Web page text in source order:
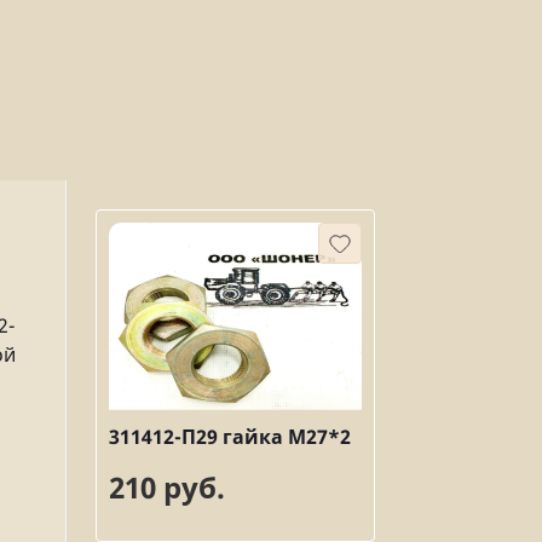
311412-П29 гайка М27*2
210 руб.